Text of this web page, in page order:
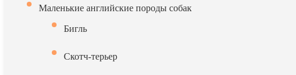
Маленькие английские породы собак
Бигль
Скотч-терьер